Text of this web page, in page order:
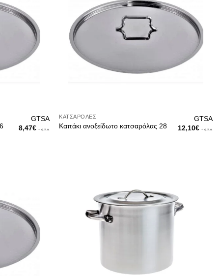
GTSA
8,47€ + φ.π.α.
ΚΑΤΣΑΡΌΛΕΣ
Καπάκι ανοξείδωτο κατσαρόλας 28
GTSA
12,10€ + φ.π.α.